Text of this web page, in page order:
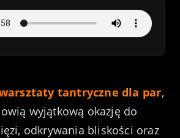
tantryczne dla par,
wyjątkową okazję do
odkrywania bliskości oraz